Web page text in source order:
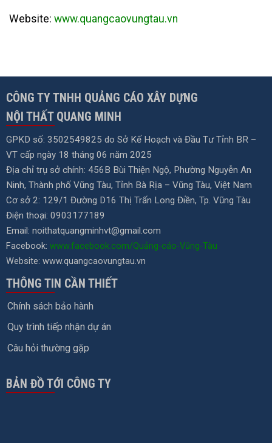
Website: www.quangcaovungtau.vn
CÔNG TY TNHH QUẢNG CÁO XÂY DỰNG
NỘI THẤT QUANG MINH
GPKD số: 3502549825 do Sở Kế Hoạch và Đầu Tư Tỉnh BR –
VT cấp ngày 18 tháng 06 năm 2025
Địa chỉ trụ sở chính: 456B Bùi Thiện Ngộ, Phường Nguyễn An
Ninh, Thành phố Vũng Tàu, Tỉnh Bà Rịa – Vũng Tàu, Việt Nam
Cơ sở 2: 129/1 Đường D16 Thị Trấn Long Điền, Tp. Vũng Tàu
Điện thoại: 0903177189
Email: noithatquangminhvt@gmail.com
Facebook: www.facebook.com/Quảng-cáo-Vũng-Tàu
Website: www.quangcaovungtau.vn
THÔNG TIN CẦN THIẾT
Chính sách bảo hành
Quy trình tiếp nhận dự án
Câu hỏi thường gặp
BẢN ĐỒ TỚI CÔNG TY